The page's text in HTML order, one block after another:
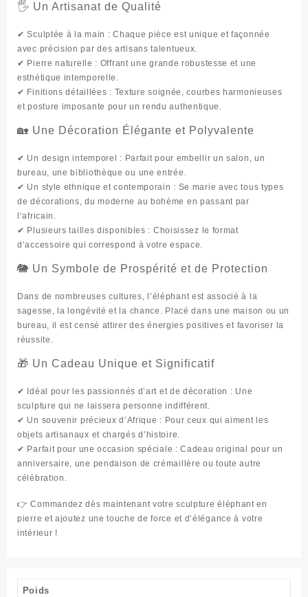
🖐️ Un Artisanat de Qualité
✔Sculptée à la main : Chaque pièce est unique et façonnée
avec précision par des artisans talentueux.
✔ Pierre naturelle : Offrant une grande robustesse et une
esthétique intemporelle.
✔ Finitions détaillées : Texture soignée, courbes harmonieuses
et posture imposante pour un rendu authentique.
🏡 Une Décoration Élégante et Polyvalente
✔ Un design intemporel : Parfait pour embellir unsalon, un
bureau, une bibliothèque ou une entrée .
✔ Un style ethnique et contemporain : Se marie avec tous types
de décorations, du moderne au bohème en passant par
l’africain.
✔ Plusieurs tailles disponibles : Choisissez le format
d’accessoire qui correspond à votre espace.
🐘 Un Symbole de Prospérité et de Protection
Dans de nombreuses cultures, l’éléphant est associé à la
sagesse, la longévité et la chance . Placé dans une maison ou un
bureau, il est censé attirer desénergies positives et favoriser la
réussite .
🎁 Un Cadeau Unique et Significatif
✔ Idéal pour les passionnés d’art et de décoration : Une
sculpture qui ne laissera personne indifférent.
✔ Un souvenir précieux d’Afrique : Pour ceux qui aiment les
objets artisanaux et chargés d’histoire.
✔ Parfait pour une occasion spéciale : Cadeau original pour un
anniversaire, une pendaison de crémaillère ou toute autre
célébration.
👉Commandez dès maintenant votre sculpture éléphant en
pierre et ajoutez une touche de force et d’élégance à votre
intérieur !
Poids